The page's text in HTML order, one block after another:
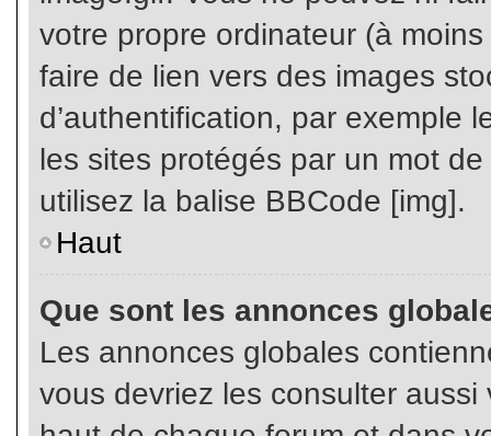
votre propre ordinateur (à
faire de lien vers des images
d’authentification, par exemple
les sites protégés par un mot
utilisez la balise BBCode [img].
Haut
Que sont les annonces
Les annonces globales
vous devriez les consulter